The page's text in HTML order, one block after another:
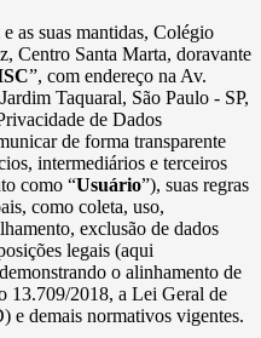
as suas mantidas, Colégio
Centro Santa Marta, doravante
”, com endereço na Av.
Taquaral, São Paulo - SP,
de Dados
de forma transparente
intermediários e terceiros
como “Usuário”), suas regras
como coleta, uso,
exclusão de dados
legais (aqui
o alinhamento de
13.709/2018, a Lei Geral de
e demais normativos vigentes.